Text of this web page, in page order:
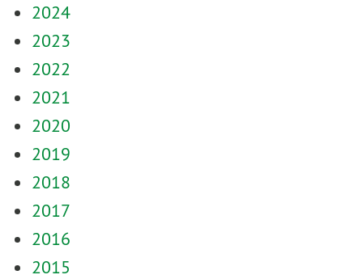
2024
2023
2022
2021
2020
2019
2018
2017
2016
2015